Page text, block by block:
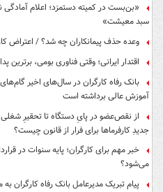
«بن‌بست در کمیته دستمزد؛ اعلام آمادگی
سبد معیشت»
وعده حذف پیمانکاران چه شد؟ / اعتراض
اقتدار ایرانی؛ وقتی فناوری بومی، برترین
بانک رفاه کارگران در سال‌های اخیر
آموزش عالی برداشته است
از نقص‌عضو در پایِ دستگاه تا تحقیرِ
جدیدِ کارفرماها برای فرار از قانون چیست؟
خبر مهم برای کارگران؛ پایه سنوات در
می‌شود؟
پیام تبریک مدیرعامل بانک رفاه کارگران